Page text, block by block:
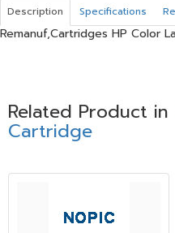
Description Specifications
Remanuf,Cartridges HP Color
Related Product in
Cartridge